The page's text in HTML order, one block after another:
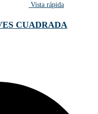
Vista rápida
CUADRADA